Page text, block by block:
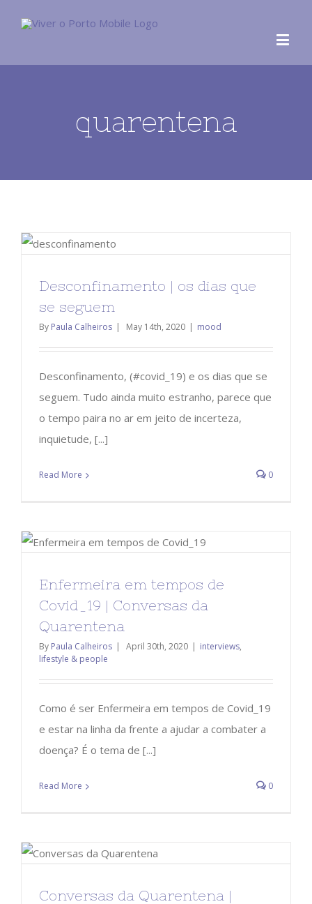
quarentena
Desconfinamento | os dias que
se seguem
By Paula Calheiros | May 14th, 2020 | mood
Desconfinamento, (#covid_19) e os dias que se
seguem. Tudo ainda muito estranho, parece que
o tempo paira no ar em jeito de incerteza,
inquietude, [...]
Read More 0
Enfermeira em tempos de
Covid_19 | Conversas da
Quarentena
By Paula Calheiros | April 30th, 2020 | interviews,
lifestyle & people
Como é ser Enfermeira em tempos de Covid_19
e estar na linha da frente a ajudar a combater a
doença? É o tema de [...]
Read More 0
Conversas da Quarentena |